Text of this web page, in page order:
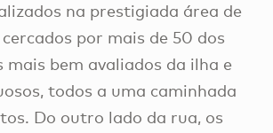
na prestigiada área de
por mais de 50 dos
mais bem avaliados da ilha e
todos a uma caminhada
Do outro lado da rua, os